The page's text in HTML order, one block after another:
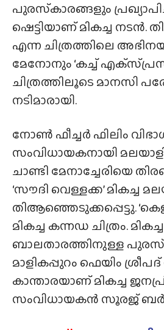
പുരസ്‌കാരങ്ങളും
ഷെട്ടിയാണ് മികച്ച നടൻ.
എന്ന ചിത്രത്തിലെ
മേനോനും ‘കച്ച്
ചിത്രത്തിലൂടെ മാനസി
നടിമാരായി.
നോൺ ഫീച്ചർ ഫിലിം
സംവിധായകനായി
ചാണ്ടി മേനാച്ചേരിയെ
‘സൗദി വെള്ളക്ക’ മികച്ച
തിആഞ്ഞെടുക്കപ്പെട്ടു.
മികച്ച കന്നഡ ചിത്രം. മികച്ച
ബാലതാരത്തിനുള്ള
മാളികപ്പുറം ഫെയിം ശ്രീപദ്
കാന്താരയാണ് മികച്ച
സംവിധായകൻ സൂരജ്